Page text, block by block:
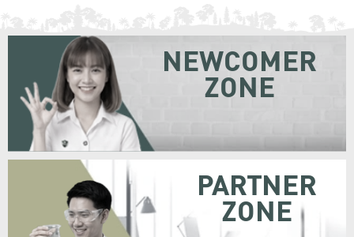
NEWCOMER
ZONE
PARTNER
ZONE